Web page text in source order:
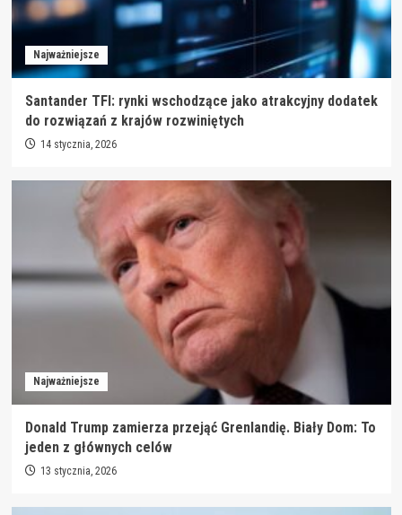
Najważniejsze
Santander TFI: rynki wschodzące jako atrakcyjny dodatek
do rozwiązań z krajów rozwiniętych
14 stycznia, 2026
Najważniejsze
Donald Trump zamierza przejąć Grenlandię. Biały Dom: To
jeden z głównych celów
13 stycznia, 2026